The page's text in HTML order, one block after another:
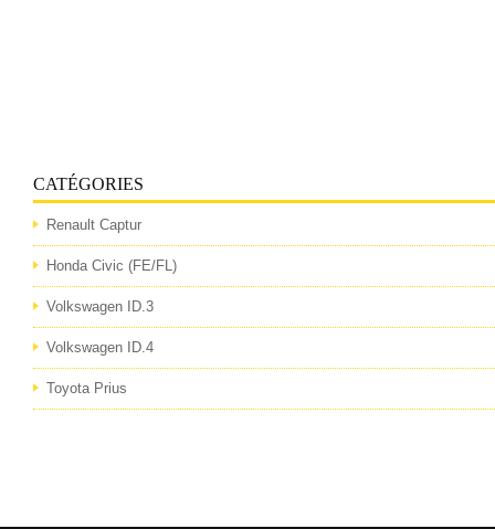
CATÉGORIES
Renault Captur
Honda Civic (FE/FL)
Volkswagen ID.3
Volkswagen ID.4
Toyota Prius